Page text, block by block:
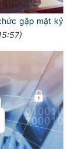
gặp mặt kỷ